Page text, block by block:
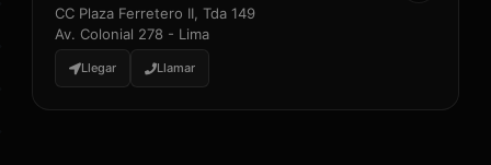
CC Plaza Ferretero II, Tda 149
Av. Colonial 278 - Lima
Llegar Llamar